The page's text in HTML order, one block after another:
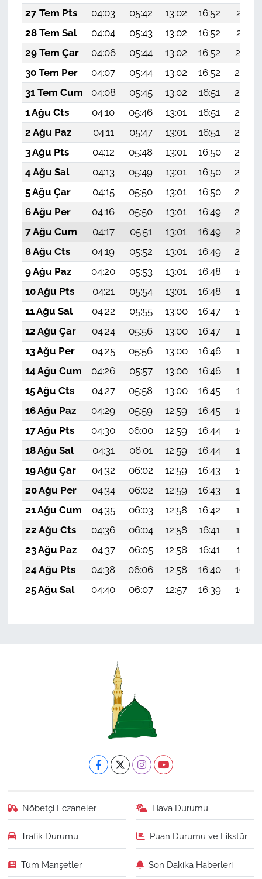
27 Tem Pts
04:03 05:42 13:02 16:52
20:11
28 Tem Sal
04:04 05:43 13:02 16:52
20:11
29 Tem Çar
04:06 05:44 13:02 16:52
20:10
30 Tem Per
04:07 05:44 13:02 16:52
20:09
31 Tem Cum
04:08 05:45 13:02 16:51
20:08
1 Ağu Cts
04:10 05:46 13:01 16:51
20:07
2 Ağu Paz
04:11 05:47 13:01 16:51
20:06
3 Ağu Pts
04:12 05:48 13:01 16:50
20:05
4 Ağu Sal
04:13 05:49 13:01 16:50
20:04
5 Ağu Çar
04:15 05:50 13:01 16:50
20:03
6 Ağu Per
04:16 05:50 13:01 16:49
20:02
7 Ağu Cum
04:17 05:51 13:01 16:49
20:01
8 Ağu Cts
04:19 05:52 13:01 16:49
20:00
9 Ağu Paz
04:20 05:53 13:01 16:48
19:58
10 Ağu Pts
04:21 05:54 13:01 16:48
19:57
11 Ağu Sal
04:22 05:55 13:00 16:47
19:56
12 Ağu Çar
04:24 05:56 13:00 16:47
19:55
13 Ağu Per
04:25 05:56 13:00 16:46
19:54
14 Ağu Cum
04:26 05:57 13:00 16:46
19:53
15 Ağu Cts
04:27 05:58 13:00 16:45
19:51
16 Ağu Paz
04:29 05:59 12:59 16:45
19:50
17 Ağu Pts
04:30 06:00 12:59 16:44
19:49
18 Ağu Sal
04:31 06:01 12:59 16:44
19:47
19 Ağu Çar
04:32 06:02 12:59 16:43
19:46
20 Ağu Per
04:34 06:02 12:59 16:43
19:45
21 Ağu Cum
04:35 06:03 12:58 16:42
19:43
22 Ağu Cts
04:36 06:04 12:58 16:41
19:42
23 Ağu Paz
04:37 06:05 12:58 16:41
19:41
24 Ağu Pts
04:38 06:06 12:58 16:40
19:39
25 Ağu Sal
04:40 06:07 12:57 16:39 19:38
Nöbetçi Eczaneler Hava Durumu
Trafik Durumu Puan Durumu ve Fikstür
Tüm Manşetler Son Dakika Haberleri